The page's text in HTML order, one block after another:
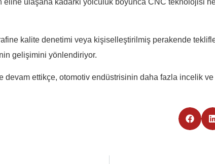
eline ulaşana kadarki yolculuk boyunca CNC teknolojisi
kalite denetimi veya kişiselleştirilmiş perakende
gelişimini yönlendiriyor.
devam ettikçe, otomotiv endüstrisinin daha fazla incelik ve